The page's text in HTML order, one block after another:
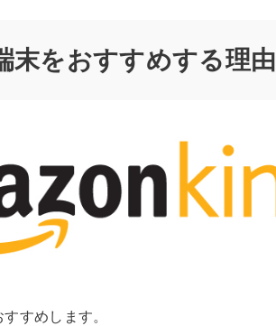
末をおすすめする理由
すめします。